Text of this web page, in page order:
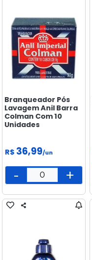
Branqueador Pós
Lavagem Anil Barra
Colman Com 10
Unidades
R$ 36,99/un
- +